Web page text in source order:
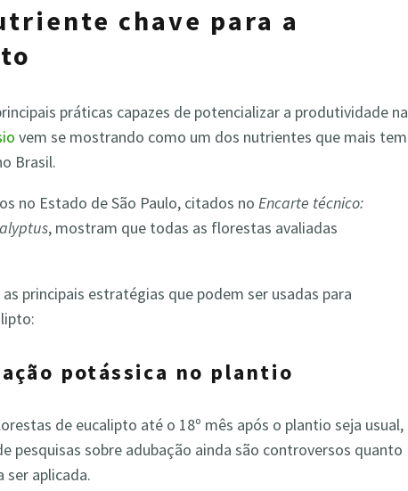
chave para a
práticas capazes de potencializar a produtividade na
vem se mostrando como um dos nutrientes que mais tem
Brasil.
no Estado de São Paulo, citados no Encarte técnico:
, mostram que todas as florestas avaliadas
principais estratégias que podem ser usadas para
potássica no plantio
de eucalipto até o 18º mês após o plantio seja usual,
pesquisas sobre adubação ainda são controversos quanto
ser aplicada.